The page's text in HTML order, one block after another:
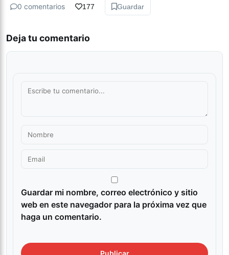
0 comentarios 177 Guardar
Deja tu comentario
Guardar mi nombre, correo electrónico y sitio
web en este navegador para la próxima vez que
haga un comentario.